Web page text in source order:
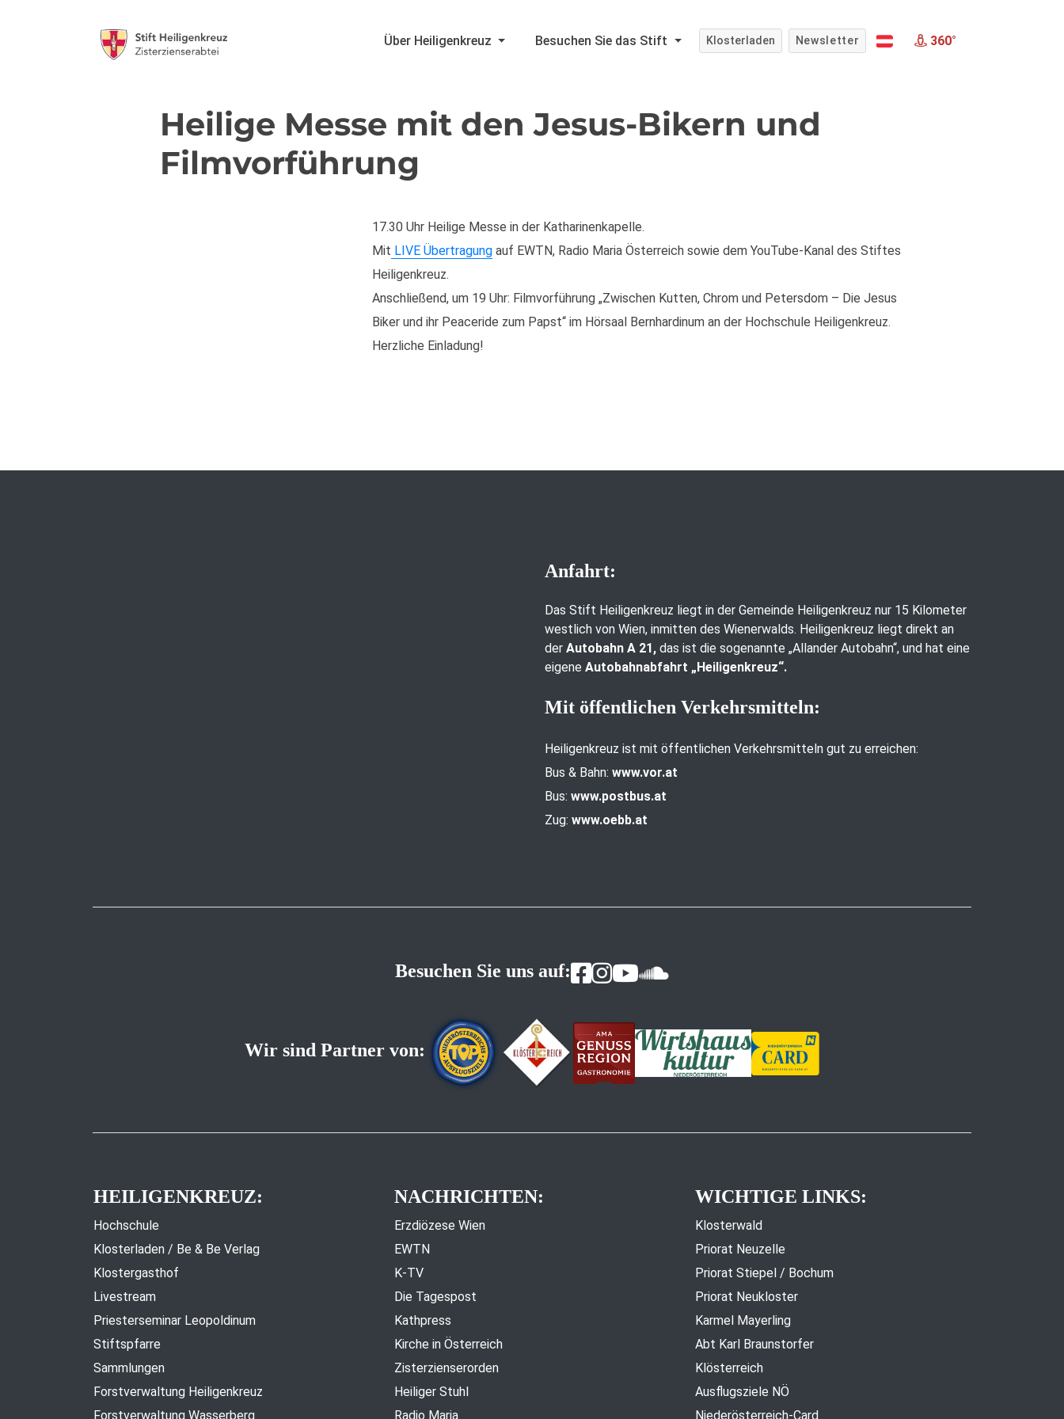
Über Heiligenkreuz Besuchen Sie das Stift Klosterladen Newsletter 360°
Heilige Messe mit den Jesus-Bikern und
Filmvorführung
17.30 Uhr Heilige Messe in der Katharinenkapelle.
Mit LIVE Übertragung auf EWTN, Radio Maria Österreich sowie dem YouTube-Kanal des Stiftes
Heiligenkreuz.
Anschließend, um 19 Uhr: Filmvorführung „Zwischen Kutten, Chrom und Petersdom – Die Jesus
Biker und ihr Peaceride zum Papst“ im Hörsaal Bernhardinum an der Hochschule Heiligenkreuz.
Herzliche Einladung!
Anfahrt:
Das Stift Heiligenkreuz liegt in der Gemeinde Heiligenkreuz nur 15 Kilometer
westlich von Wien, inmitten des Wienerwalds. Heiligenkreuz liegt direkt an
der Autobahn A 21, das ist die sogenannte „Allander Autobahn“, und hat eine
eigene Autobahnabfahrt „Heiligenkreuz“.
Mit öffentlichen Verkehrsmitteln:
Heiligenkreuz ist mit öffentlichen Verkehrsmitteln gut zu erreichen:
Bus & Bahn: www.vor.at
Bus: www.postbus.at
Zug: www.oebb.at
Besuchen Sie uns auf:
Wir sind Partner von:
HEILIGENKREUZ:
Hochschule
Klosterladen / Be & Be Verlag
Klostergasthof
Livestream
Priesterseminar Leopoldinum
Stiftspfarre
Sammlungen
Forstverwaltung Heiligenkreuz
Forstverwaltung Wasserberg
NACHRICHTEN:
Erzdiözese Wien
EWTN
K-TV
Die Tagespost
Kathpress
Kirche in Österreich
Zisterzienserorden
Heiliger Stuhl
Radio Maria
WICHTIGE LINKS:
Klosterwald
Priorat Neuzelle
Priorat Stiepel / Bochum
Priorat Neukloster
Karmel Mayerling
Abt Karl Braunstorfer
Klösterreich
Ausflugsziele NÖ
Niederösterreich-Card